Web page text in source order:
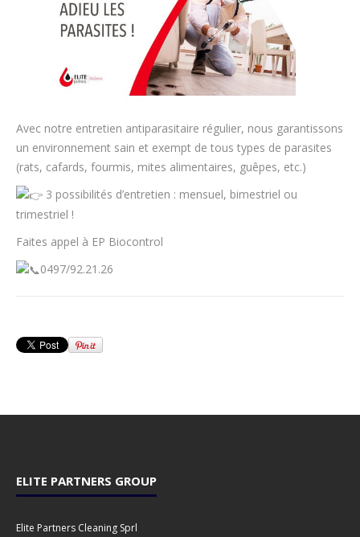
Avec notre entretien antiparasitaire régulier, nous garantissons
un environnement sain et exempt de tous types de parasites
(rats, cafards, fourmis, mites alimentaires, guêpes, etc.)
3 possibilités d’entretien : mensuel, bimestriel ou
trimestriel !
Faites appel à EP Biocontrol
0497/92.21.26
ELITE PARTNERS GROUP
Elite Partners Cleaning Sprl